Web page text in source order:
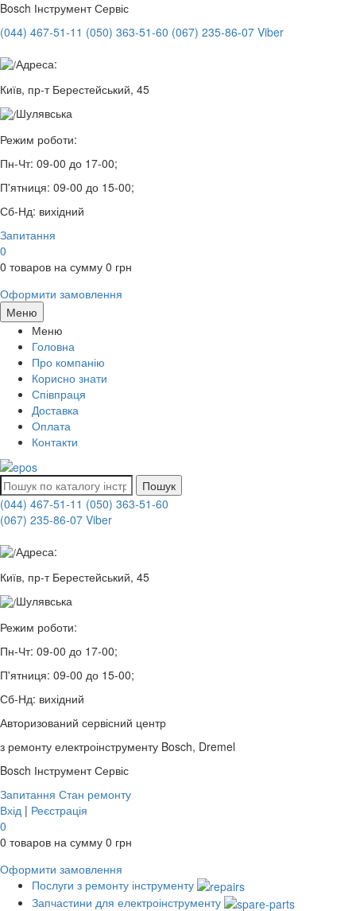
Bosch Інструмент Сервіс
(044) 467-51-11 (050) 363-51-60 (067) 235-86-07 Viber
Адреса:
Київ, пр-т Берестейський, 45
Шулявська
Режим роботи:
Пн-Чт: 09-00 до 17-00;
П'ятниця: 09-00 до 15-00;
Сб-Нд: вихідний
Запитання
0
0 товаров на сумму 0 грн
Оформити замовлення
Меню
Меню
Головна
Про компанію
Корисно знати
Співпраця
Доставка
Оплата
Контакти
Пошук
(044) 467-51-11 (050) 363-51-60
(067) 235-86-07 Viber
Адреса:
Київ, пр-т Берестейський, 45
Шулявська
Режим роботи:
Пн-Чт: 09-00 до 17-00;
П'ятниця: 09-00 до 15-00;
Сб-Нд: вихідний
Авторизований сервісний центр
з ремонту електроінструменту Bosch, Dremel
Bosch Інструмент Сервіс
Запитання Стан ремонту
Вхід | Реєстрація
0
0 товаров на сумму 0 грн
Оформити замовлення
Послуги з ремонту інструменту
Запчастини для електроінструменту